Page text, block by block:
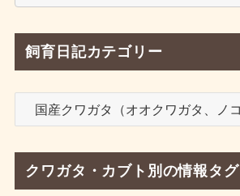
飼育日記カテゴリー
カ
クワガタ・カブト別の情報タグ